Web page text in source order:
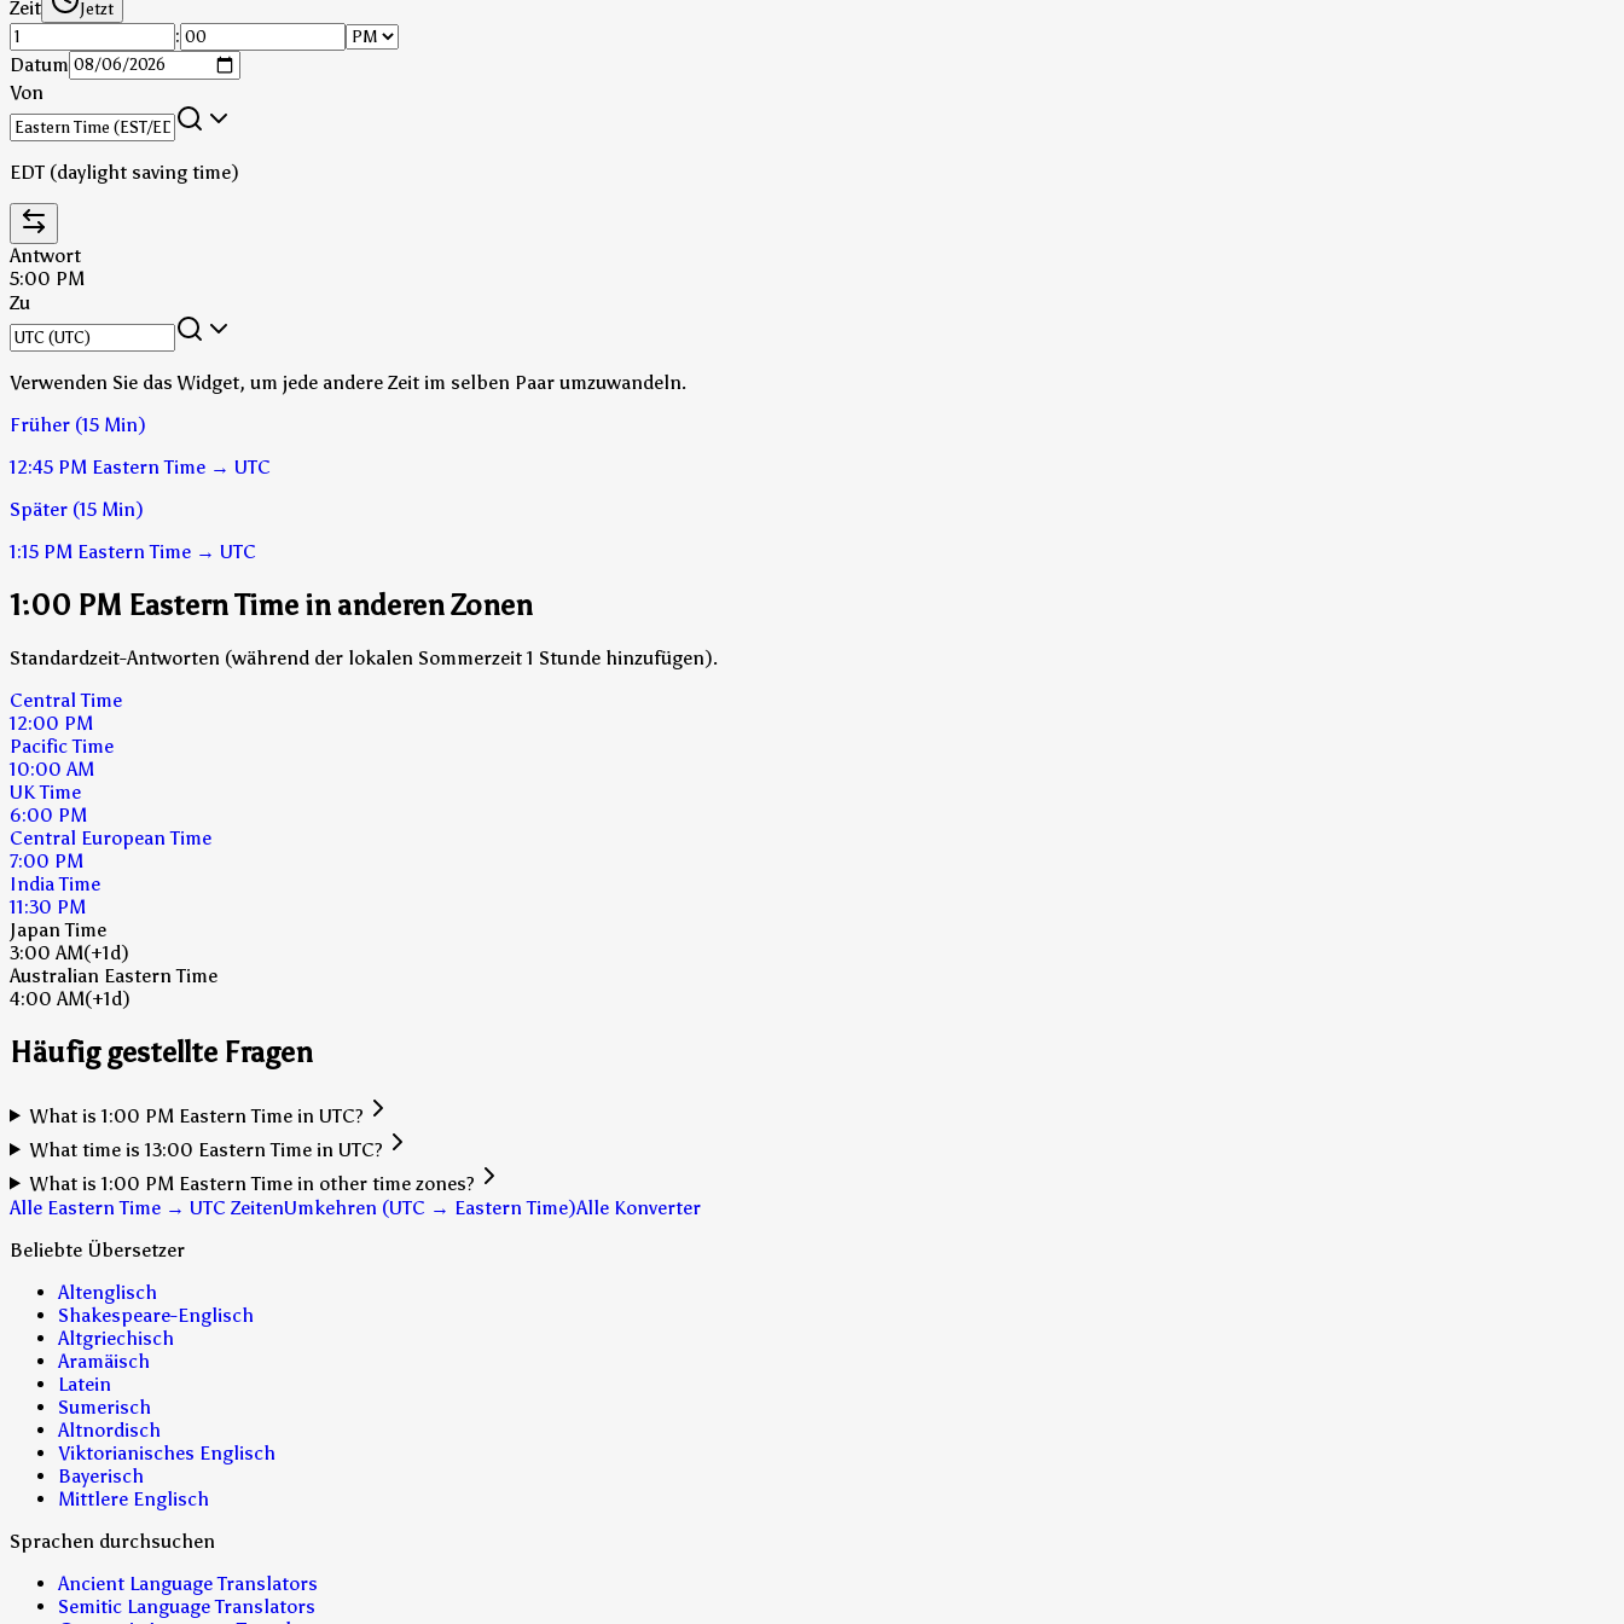
Zeit Jetzt
:
Datum
Von
EDT (daylight saving time)
Antwort
5:00 PM
Zu
Verwenden Sie das Widget, um jede andere Zeit im selben Paar umzuwandeln.
Früher (15 Min)
12:45 PM Eastern Time → UTC
Später (15 Min)
1:15 PM Eastern Time → UTC
1:00 PM Eastern Time in anderen Zonen
Standardzeit-Antworten (während der lokalen Sommerzeit 1 Stunde hinzufügen).
Central Time
12:00 PM
Pacific Time
10:00 AM
UK Time
6:00 PM
Central European Time
7:00 PM
India Time
11:30 PM
Japan Time
3:00 AM(+1d)
Australian Eastern Time
4:00 AM(+1d)
Häufig gestellte Fragen
What is 1:00 PM Eastern Time in UTC?
What time is 13:00 Eastern Time in UTC?
What is 1:00 PM Eastern Time in other time zones?
Alle Eastern Time → UTC ZeitenUmkehren (UTC → Eastern Time)Alle Konverter
Beliebte Übersetzer
Altenglisch
Shakespeare-Englisch
Altgriechisch
Aramäisch
Latein
Sumerisch
Altnordisch
Viktorianisches Englisch
Bayerisch
Mittlere Englisch
Sprachen durchsuchen
Ancient Language Translators
Semitic Language Translators